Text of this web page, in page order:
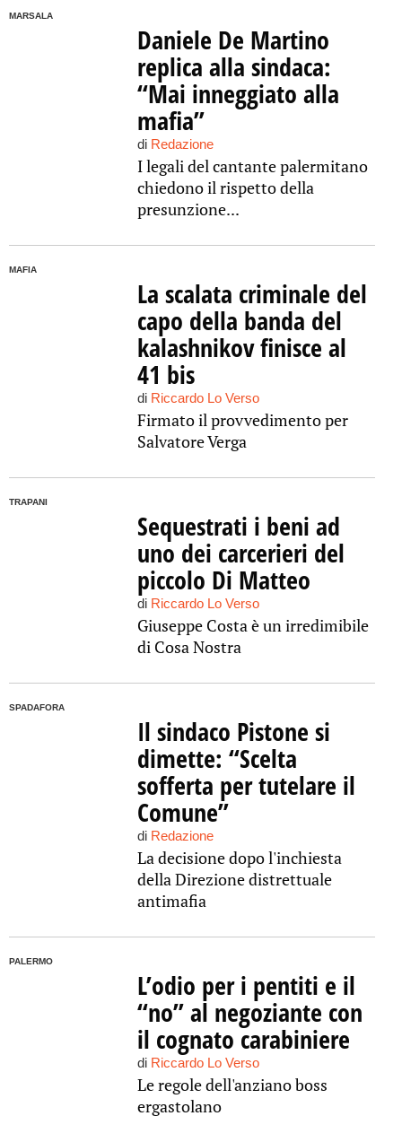
MARSALA
Daniele De Martino
replica alla sindaca:
“Mai inneggiato alla
mafia”
di Redazione
I legali del cantante palermitano
chiedono il rispetto della
presunzione...
MAFIA
La scalata criminale del
capo della banda del
kalashnikov finisce al
41 bis
di Riccardo Lo Verso
Firmato il provvedimento per
Salvatore Verga
TRAPANI
Sequestrati i beni ad
uno dei carcerieri del
piccolo Di Matteo
di Riccardo Lo Verso
Giuseppe Costa è un irredimibile
di Cosa Nostra
SPADAFORA
Il sindaco Pistone si
dimette: “Scelta
sofferta per tutelare il
Comune”
di Redazione
La decisione dopo l'inchiesta
della Direzione distrettuale
antimafia
PALERMO
L’odio per i pentiti e il
“no” al negoziante con
il cognato carabiniere
di Riccardo Lo Verso
Le regole dell'anziano boss
ergastolano